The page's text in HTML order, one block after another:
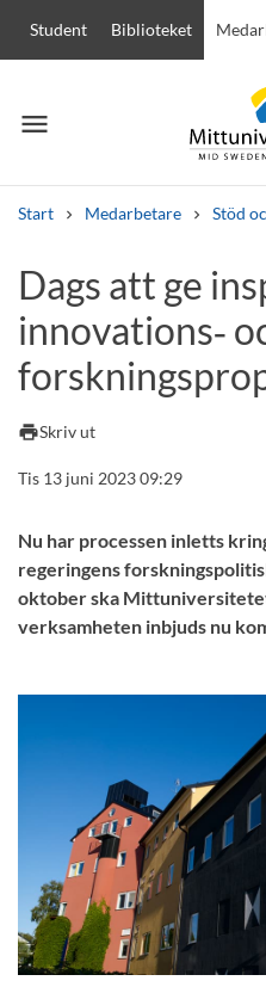
Student Biblioteket
menu
Meny
Start Medarbetare Stöd
Andra söktjänster
Kurser och program
Lediga jobb
Dags att ge
innovations‑
printSkriv ut
Tis 13 juni 2023 09:29
Nu har processen inletts
regeringens
oktober ska
verksamheten inbjuds nu